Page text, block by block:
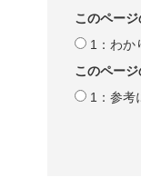
このペー
1：わか
このペー
1：参考